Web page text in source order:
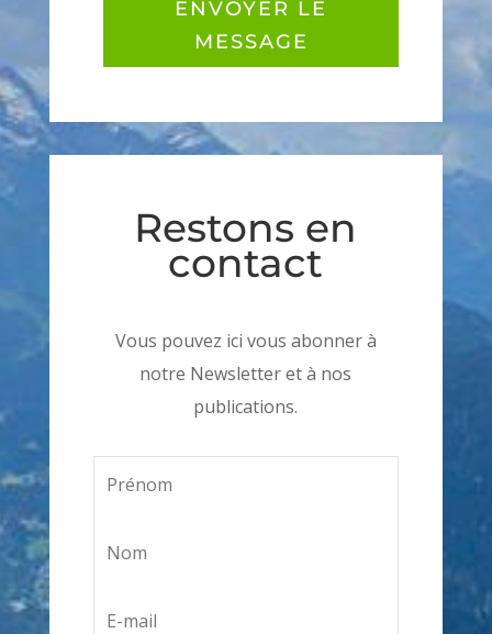
ENVOYER LE
MESSAGE
Restons en
contact
Vous pouvez ici vous abonner à
notre Newsletter et à nos
publications.